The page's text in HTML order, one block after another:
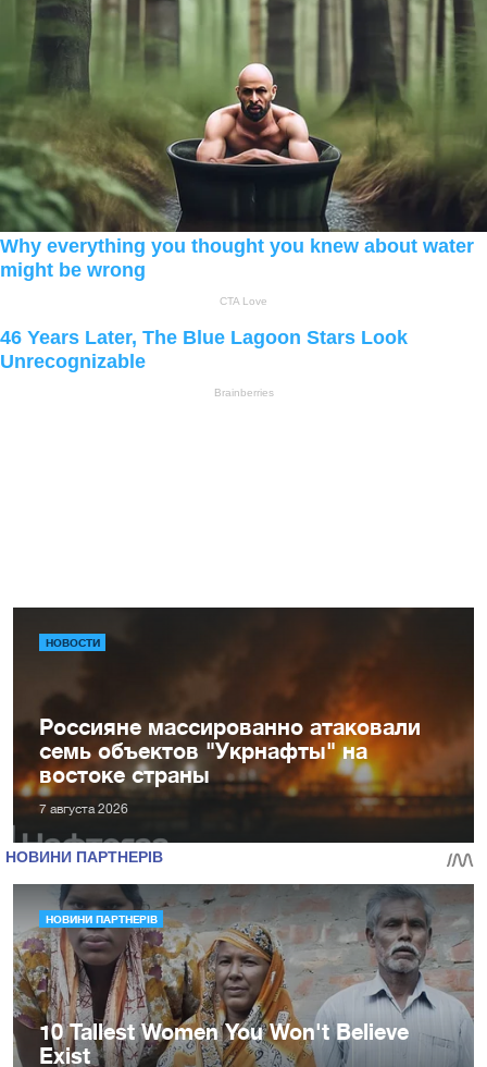
НОВОСТИ
Россияне массированно атаковали
семь объектов "Укрнафты" на
востоке страны
7 августа 2026